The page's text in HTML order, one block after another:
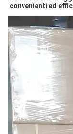
convenienti ed